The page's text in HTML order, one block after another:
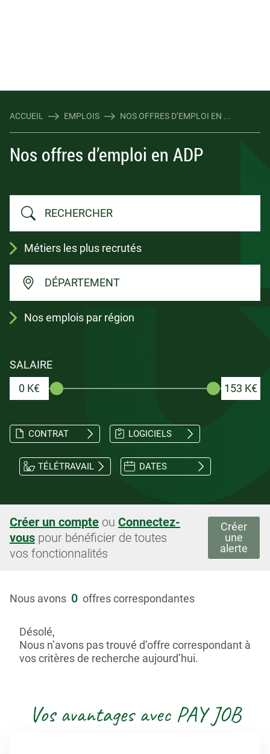
ACCUEIL EMPLOIS NOS OFFRES D’EMPLOI EN ...
Nos offres d’emploi en ADP
Métiers les plus recrutés
DÉPARTEMENT
Nos emplois par région
SALAIRE
0 K€
153 K€
CONTRAT LOGICIELS
TÉLÉTRAVAIL DATES
Créer un compte ou Connectez-
vous pour bénéficier de toutes
vos fonctionnalités
Créer
une
alerte
Nous avons 0 offres correspondantes
Désolé,
Nous n’avons pas trouvé d’offre correspondant à
vos critères de recherche aujourd’hui.
Vos avantages avec PAY JOB